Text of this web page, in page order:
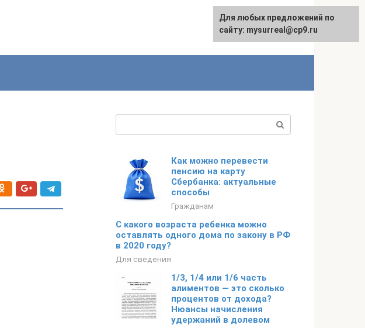
Как можно перевести
пенсию на карту
Сбербанка: актуальные
способы
Гражданам
С какого возраста ребенка можно
оставлять одного дома по закону в РФ
в 2020 году?
Для сведения
1/3, 1/4 или 1/6 часть
алиментов — это сколько
процентов от дохода?
Нюансы начисления
удержаний в долевом
Для любых предложений по
сайту: mysurreal@cp9.ru